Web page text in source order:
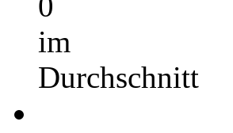
im
Durchschnitt